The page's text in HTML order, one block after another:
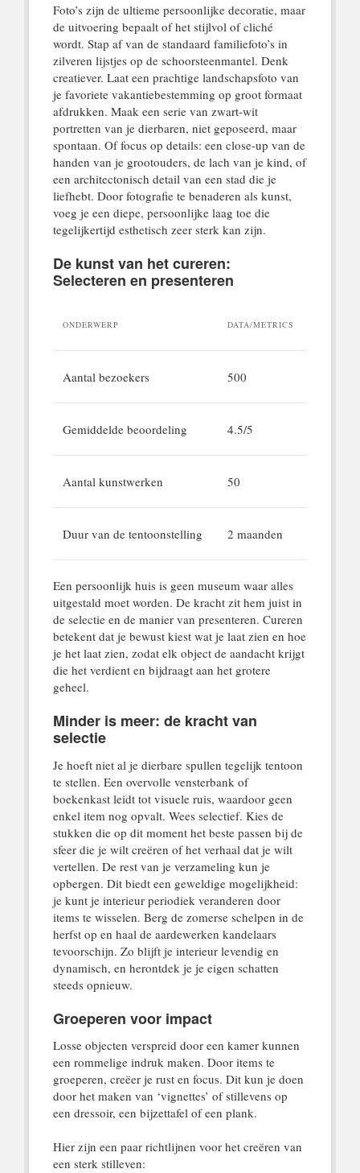
Foto’s zijn de ultieme persoonlijke decoratie, maar
de uitvoering bepaalt of het stijlvol of cliché
wordt. Stap af van de standaard familiefoto’s in
zilveren lijstjes op de schoorsteenmantel. Denk
creatiever. Laat een prachtige landschapsfoto van
je favoriete vakantiebestemming op groot formaat
afdrukken. Maak een serie van zwart-wit
portretten van je dierbaren, niet geposeerd, maar
spontaan. Of focus op details: een close-up van de
handen van je grootouders, de lach van je kind, of
een architectonisch detail van een stad die je
liefhebt. Door fotografie te benaderen als kunst,
voeg je een diepe, persoonlijke laag toe die
tegelijkertijd esthetisch zeer sterk kan zijn.
De kunst van het cureren:
Selecteren en presenteren
ONDERWERP DATA/METRICS
Aantal bezoekers 500
Gemiddelde beoordeling 4.5/5
Aantal kunstwerken 50
Duur van de tentoonstelling 2 maanden
Een persoonlijk huis is geen museum waar alles
uitgestald moet worden. De kracht zit hem juist in
de selectie en de manier van presenteren. Cureren
betekent dat je bewust kiest wat je laat zien en hoe
je het laat zien, zodat elk object de aandacht krijgt
die het verdient en bijdraagt aan het grotere
geheel.
Minder is meer: de kracht van
selectie
Je hoeft niet al je dierbare spullen tegelijk tentoon
te stellen. Een overvolle vensterbank of
boekenkast leidt tot visuele ruis, waardoor geen
enkel item nog opvalt. Wees selectief. Kies de
stukken die op dit moment het beste passen bij de
sfeer die je wilt creëren of het verhaal dat je wilt
vertellen. De rest van je verzameling kun je
opbergen. Dit biedt een geweldige mogelijkheid:
je kunt je interieur periodiek veranderen door
items te wisselen. Berg de zomerse schelpen in de
herfst op en haal de aardewerken kandelaars
tevoorschijn. Zo blijft je interieur levendig en
dynamisch, en herontdek je je eigen schatten
steeds opnieuw.
Groeperen voor impact
Losse objecten verspreid door een kamer kunnen
een rommelige indruk maken. Door items te
groeperen, creëer je rust en focus. Dit kun je doen
door het maken van ‘vignettes’ of stillevens op
een dressoir, een bijzettafel of een plank.
Hier zijn een paar richtlijnen voor het creëren van
een sterk stilleven: